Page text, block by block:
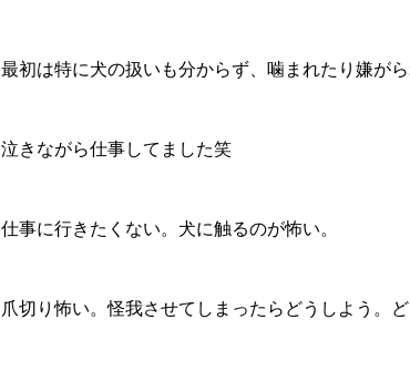
最初は特に犬の扱いも分からず、噛まれたり嫌が
泣きながら仕事してました笑
仕事に行きたくない。犬に触るのが怖い。
爪切り怖い。怪我させてしまったらどうしよう。